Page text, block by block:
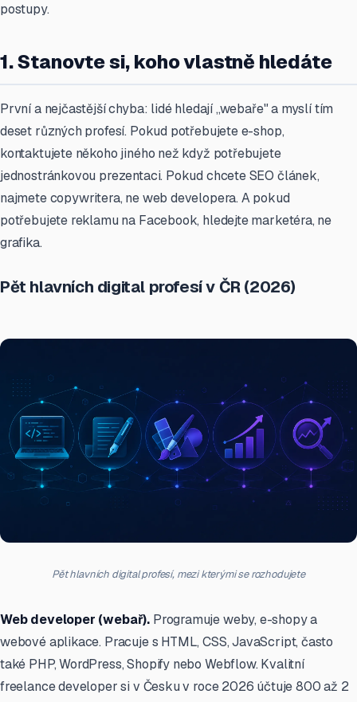
postupy.
1. Stanovte si, koho vlastně hledáte
První a nejčastější chyba: lidé hledají „webaře" a myslí tím
deset různých profesí. Pokud potřebujete e-shop,
kontaktujete někoho jiného než když potřebujete
jednostránkovou prezentaci. Pokud chcete SEO článek,
najmete copywritera, ne web developera. A pokud
potřebujete reklamu na Facebook, hledejte marketéra, ne
grafika.
Pět hlavních digital profesí v ČR (2026)
Pět hlavních digital profesí, mezi kterými se rozhodujete
Web developer (webař). Programuje weby, e-shopy a
webové aplikace. Pracuje s HTML, CSS, JavaScript, často
také PHP, WordPress, Shopify nebo Webflow. Kvalitní
freelance developer si v Česku v roce 2026 účtuje 800 až 2